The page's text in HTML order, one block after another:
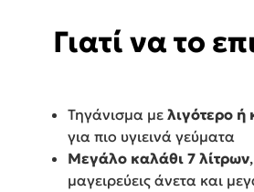
Γιατί να το
Τηγάνισμα με λιγότερο ή
για πιο υγιεινά γεύματα
Μεγάλο καλάθι 7 λίτρων
μαγειρεύεις άνετα και